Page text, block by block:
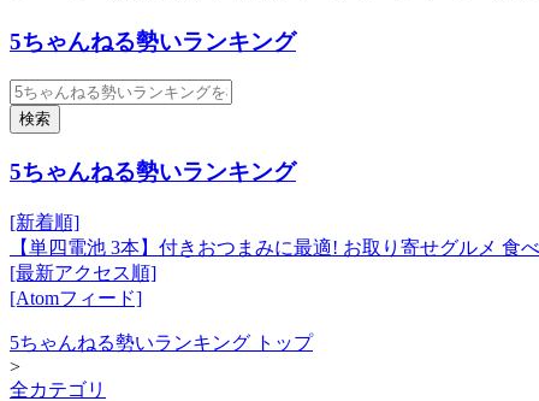
5ちゃんねる勢いランキング
検索
5ちゃんねる勢いランキング
[新着順]
【単四電池 3本】付きおつまみに最適! お取り寄せグルメ
[最新アクセス順]
[Atomフィード]
5ちゃんねる勢いランキング トップ
>
全カテゴリ